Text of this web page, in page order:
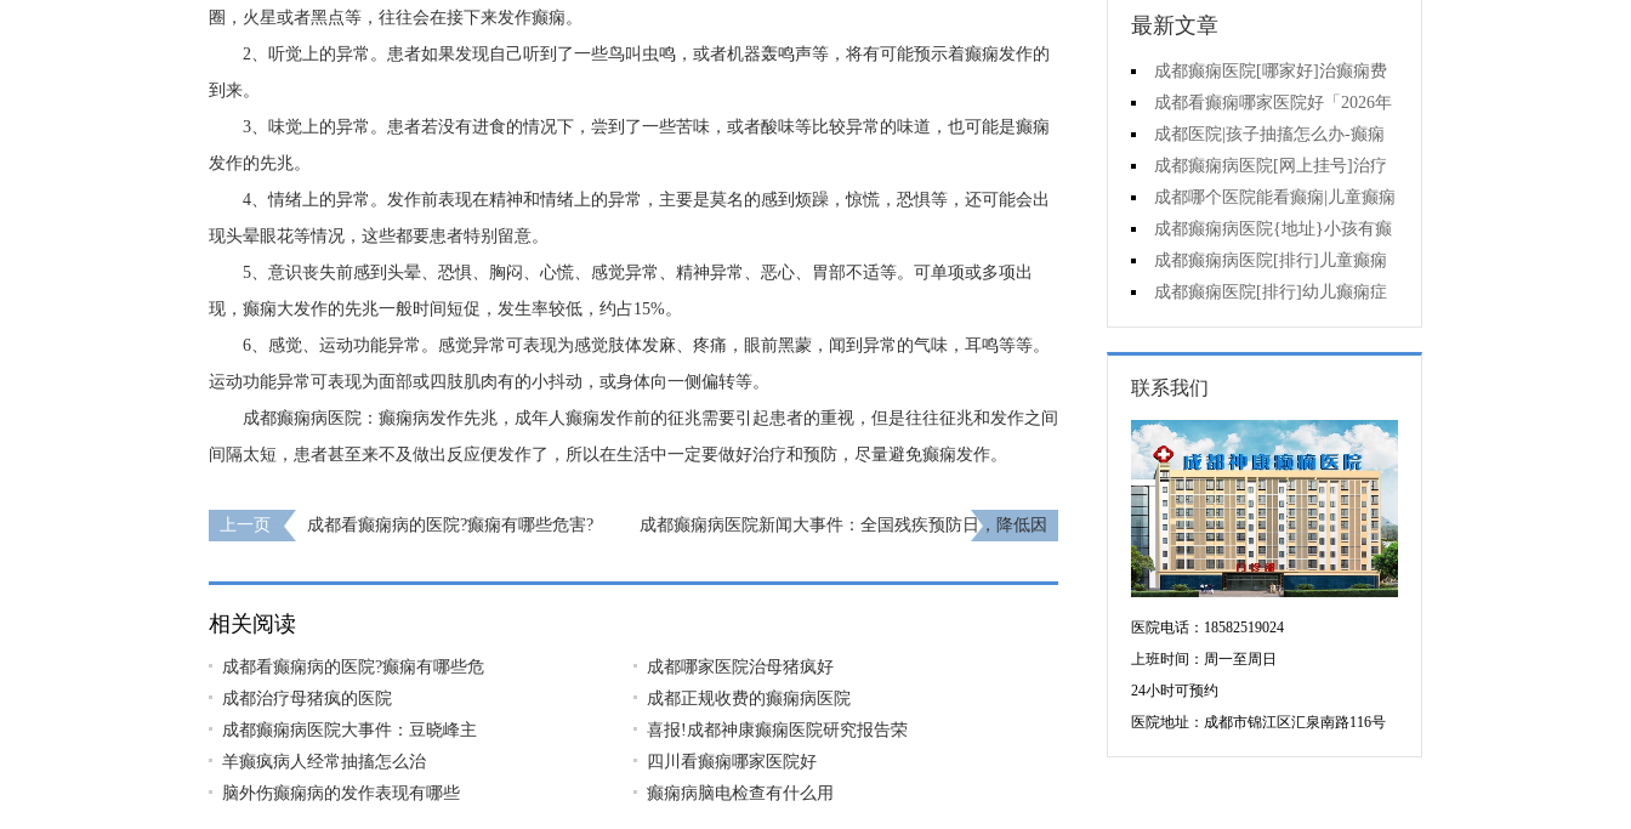
圈，火星或者黑点等，往往会在接下来发作癫痫。
2、听觉上的异常。患者如果发现自己听到了一些鸟叫虫鸣，或者机器轰鸣声等，将有可能预示着癫痫发作的
到来。
3、味觉上的异常。患者若没有进食的情况下，尝到了一些苦味，或者酸味等比较异常的味道，也可能是癫痫
发作的先兆。
4、情绪上的异常。发作前表现在精神和情绪上的异常，主要是莫名的感到烦躁，惊慌，恐惧等，还可能会出
现头晕眼花等情况，这些都要患者特别留意。
5、意识丧失前感到头晕、恐惧、胸闷、心慌、感觉异常、精神异常、恶心、胃部不适等。可单项或多项出
现，癫痫大发作的先兆一般时间短促，发生率较低，约占15%。
6、感觉、运动功能异常。感觉异常可表现为感觉肢体发麻、疼痛，眼前黑蒙，闻到异常的气味，耳鸣等等。
运动功能异常可表现为面部或四肢肌肉有的小抖动，或身体向一侧偏转等。
成都癫痫病医院：癫痫病发作先兆，成年人癫痫发作前的征兆需要引起患者的重视，但是往往征兆和发作之间
间隔太短，患者甚至来不及做出反应便发作了，所以在生活中一定要做好治疗和预防，尽量避免癫痫发作。
上一页 成都看癫痫病的医院?癫痫有哪些危害?
成都癫痫病医院新闻大事件：全国残疾预防日，降低因
页
相关阅读
成都看癫痫病的医院?癫痫有哪些危
成都哪家医院治母猪疯好
成都治疗母猪疯的医院
成都正规收费的癫痫病医院
成都癫痫病医院大事件：豆晓峰主
喜报!成都神康癫痫医院研究报告荣
羊癫疯病人经常抽搐怎么治
四川看癫痫哪家医院好
脑外伤癫痫病的发作表现有哪些
癫痫病脑电检查有什么用
最新文章
成都癫痫医院[哪家好]治癫痫费
用高吗?
成都看癫痫哪家医院好「2026年
度公布」丙戊酸钠常见的不良反应
有哪些?
成都医院|孩子抽搐怎么办-癫痫
症状是什么样的?
成都癫痫病医院[网上挂号]治疗
癫痫的价格是多少?
成都哪个医院能看癫痫|儿童癫痫
危害多大?
成都癫痫病医院{地址}小孩有癫
痫样发作怎么办?
成都癫痫病医院[排行]儿童癫痫
会有智力障碍吗?
成都癫痫医院[排行]幼儿癫痫症
状是什么?
联系我们
医院电话：18582519024
上班时间：周一至周日
24小时可预约
医院地址：成都市锦江区汇泉南路116号